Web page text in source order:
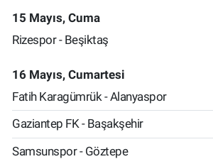
15 Mayıs, Cuma
Rizespor - Beşiktaş
16 Mayıs, Cumartesi
Fatih Karagümrük - Alanyaspor
Gaziantep FK - Başakşehir
Samsunspor - Göztepe